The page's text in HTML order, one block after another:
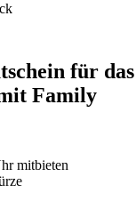
für
Family
mitbieten